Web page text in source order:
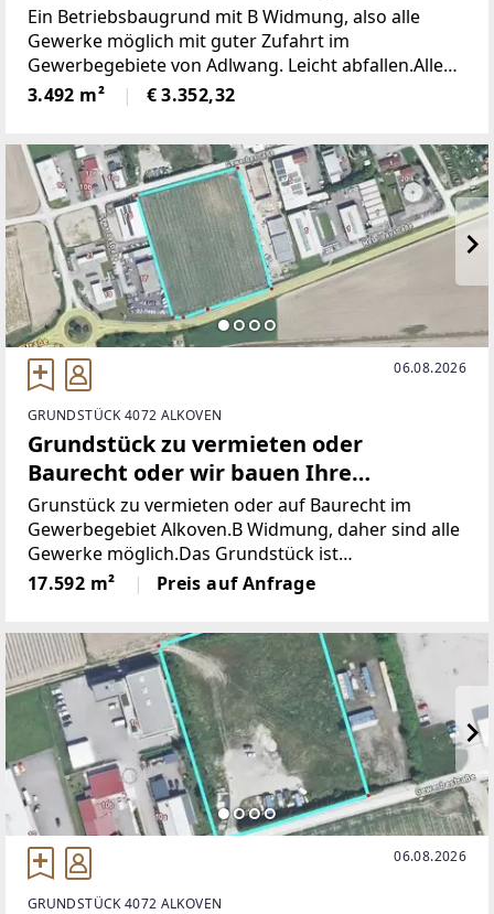
Ein Betriebsbaugrund mit B Widmung, also alle
Gewerke möglich mit guter Zufahrt im
Gewerbegebiete von Adlwang. Leicht abfallen.Alle
Anschlüsse vorhanden.Baurecht bis 99 Jahre
möglich. Mindestdauer sollte 30 Jahre sein.80 Cent
3.492 m² € 3.352,32
06.08.2026
GRUNDSTÜCK 4072 ALKOVEN
Grundstück zu vermieten oder
Baurecht oder wir bauen Ihre
Wunschhalle und vermieten an Sie
Grunstück zu vermieten oder auf Baurecht im
Gewerbegebiet Alkoven.B Widmung, daher sind alle
Gewerke möglich.Das Grundstück ist
aufgeschlossen und von 2 Seiten
zufahrbarKaufpreis auf Anfrage Baurecht ist bis
17.592 m² Preis auf Anfrage
06.08.2026
GRUNDSTÜCK 4072 ALKOVEN